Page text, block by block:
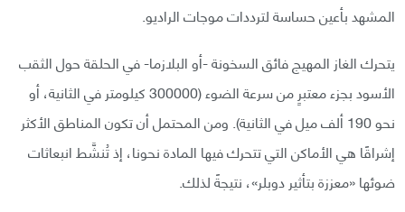
المشهد بأعين حساسة لترددات موجات الراديو.
يتحرك الغاز المهيج فائق السخونة -أو البلازما- في الحلقة حول الثقب
الأسود بجزء معتبرٍ من سرعة الضوء (300000 كيلومتر في الثانية، أو
نحو 190 ألف ميل في الثانية). ومن المحتمل أن تكون المناطق الأكثر
إشراقًا هي الأماكن التي تتحرك فيها المادة نحونا، إذ تُنشَّط انبعاثات
ضوئها «معززة بتأثير دوبلر»، نتيجةً لذلك.